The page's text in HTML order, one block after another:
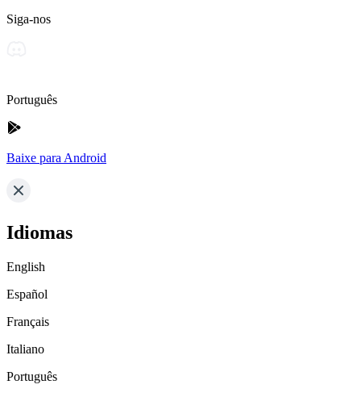
Siga-nos
Português
Baixe para Android
Idiomas
English
Español
Français
Italiano
Português